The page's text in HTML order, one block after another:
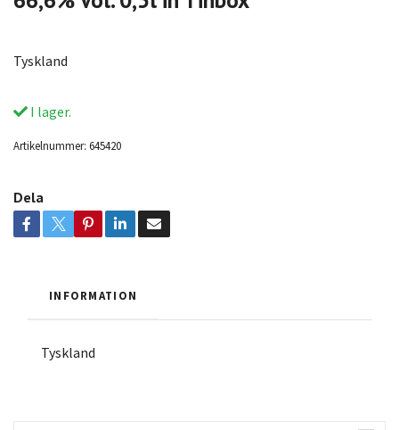
Tyskland
I lager.
Artikelnummer: 645420
Dela
INFORMATION
Tyskland